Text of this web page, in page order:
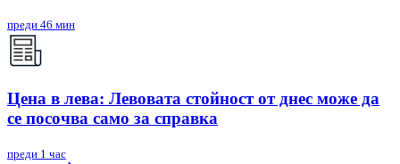
преди 46 мин
Цена в лева: Левовата стойност от днес може да
се посочва само за справка
преди 1 час